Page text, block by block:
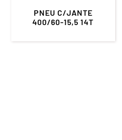
PNEU C/JANTE
400/60-15,5 14T